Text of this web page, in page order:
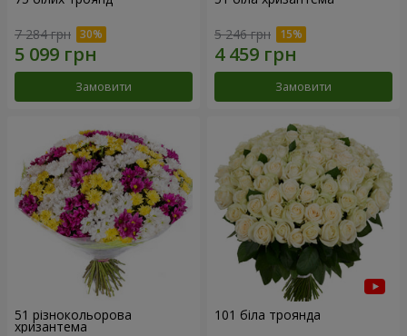
7 284 грн
Замовити
5 246 грн
Замовити
51 різнокольорова
хризантема
101 біла троянда